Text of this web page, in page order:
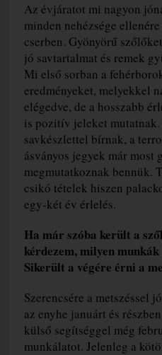
Az évjáratot mi nagyon
minden nehézsége
cserben. Gyönyörű
jó savtartalmat és remek
Mi első sorban a
eredményeket, melyekkel
elégedve, de a hosszabb
is pozitív jeleket
savkészlettel bírnak, a
ásványos jegyek már most
megmutatkoznak bennük.
csikó tételek hiszen
egy-két év érlelés.
Ha már szóba került a
kérdezem, milyen
Sikerült a végére érni a
Szerencsére a metszéssel
az enyhe januárt és
külső segítséggel még
munkálatot. Jelenleg a